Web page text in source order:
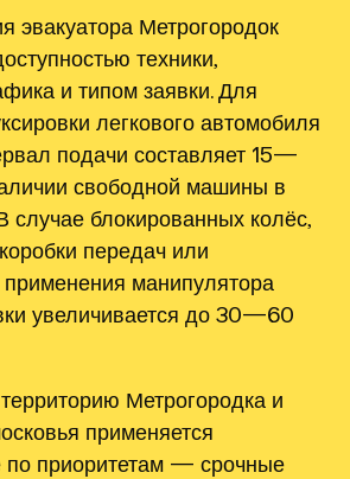
эвакуатора Метрогородок
техники,
и типом заявки. Для
легкового автомобиля
подачи составляет 15—
свободной машины в
случае блокированных колёс,
передач или
манипулятора
увеличивается до 30—60
Метрогородка и
применяется
по приоритетам — срочные